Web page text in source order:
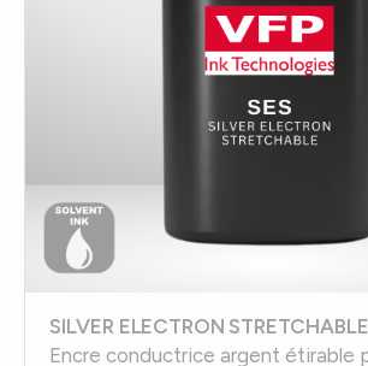
SILVER ELECTRON STRETCHABLE
Encre conductrice argent étirable